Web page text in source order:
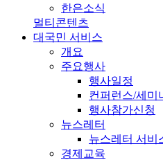
한은소식
멀티콘텐츠
대국민 서비스
개요
주요행사
행사일정
컨퍼런스/세미
행사참가신청
뉴스레터
뉴스레터 서비
경제교육